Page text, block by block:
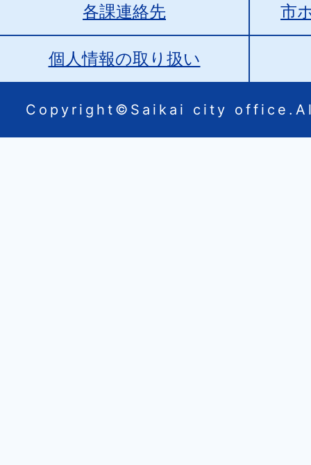
各課連絡先 市
個人情報の取り扱い
Copyright©Saikai city